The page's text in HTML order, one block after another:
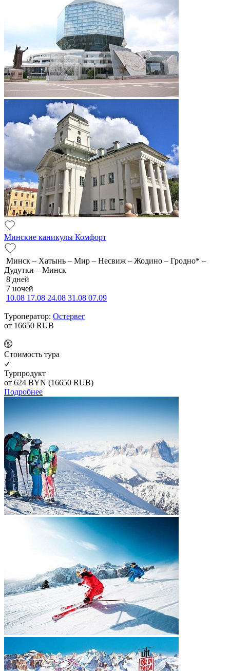
Минские каникулы Комфорт
Минск – Хатынь – Мир – Несвиж – Жодино – Гродно* –
Дудутки – Минск
8 дней
7 ночей
10.08 17.08 24.08 31.08 07.09
Туроператор: Остервег
от 16650 RUB
Cтоимость тура
✓
Турпродукт
от 624 BYN (16650 RUB)
Подробнее